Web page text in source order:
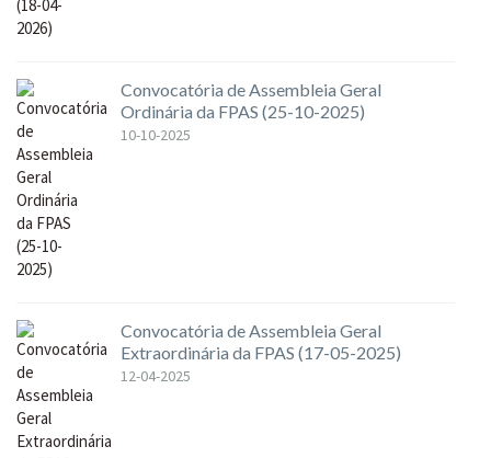
Convocatória de Assembleia Geral
Ordinária da FPAS (25-10-2025)
10-10-2025
Convocatória de Assembleia Geral
Extraordinária da FPAS (17-05-2025)
12-04-2025